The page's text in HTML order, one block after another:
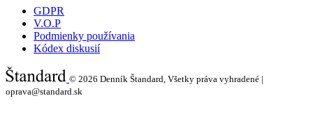
GDPR
V.O.P
Podmienky používania
Kódex diskusií
© 2026 Denník Štandard, Všetky práva vyhradené |
oprava@standard.sk